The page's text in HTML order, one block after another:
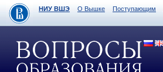
НИУ ВШЭ О Вышке Поступающим